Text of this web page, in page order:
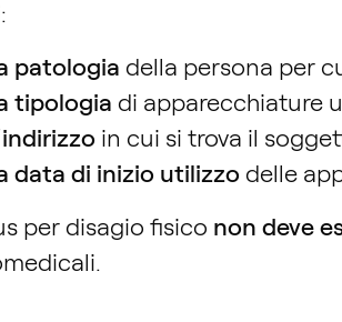
patologia della persona per
tipologia di apparecchiature
in cui si trova il
data di inizio utilizzodelle
per disagio fisico non deve